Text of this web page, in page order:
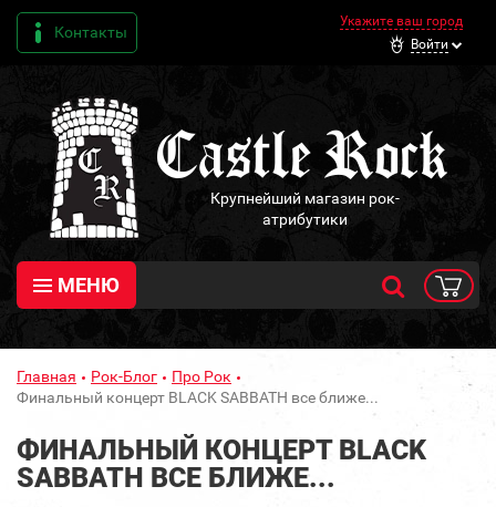
Контакты
Укажите ваш город
Войти
Крупнейший магазин рок-
атрибутики
МЕНЮ
Главная Рок-Блог
Про Рок
Финальный концерт BLACK SABBATH все ближе...
ФИНАЛЬНЫЙ КОНЦЕРТ BLACK
SABBATH ВСЕ БЛИЖЕ...